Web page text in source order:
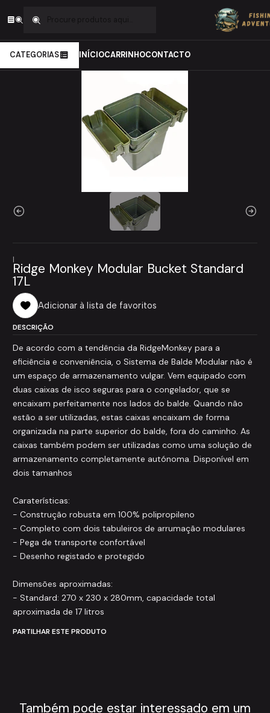
CATEGORIAS INÍCIOCARRINHOCONTACTO
Ridge Monkey Modular Bucket Standard 17L
|
Ridge Monkey Modular Bucket Standard
17L
Adicionar à lista de favoritos
DESCRIÇÃO
De acordo com a tendência da RidgeMonkey para a
eficiência e conveniência, o Sistema de Balde Modular não é
um espaço de armazenamento vulgar. Vem equipado com
duas caixas de isco seguras para o congelador, que se
encaixam perfeitamente nos lados do balde. Quando não
estão a ser utilizadas, estas caixas encaixam de forma
organizada na parte superior do balde, fora do caminho. As
caixas também podem ser utilizadas como uma solução de
armazenamento completamente autónoma. Disponível em
dois tamanhos
Caraterísticas:
- Construção robusta em 100% polipropileno
- Completo com dois tabuleiros de arrumação modulares
- Pega de transporte confortável
- Desenho registado e protegido
Dimensões aproximadas:
- Standard: 270 x 230 x 280mm, capacidade total
aproximada de 17 litros
PARTILHAR ESTE PRODUTO
Também pode estar interessado em um